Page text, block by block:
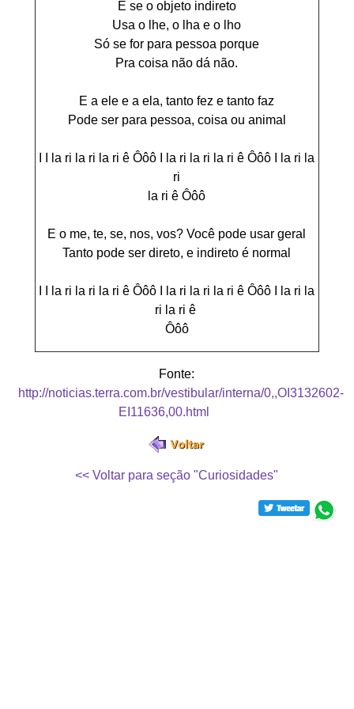
E se o objeto indireto
Usa o lhe, o lha e o lho
Só se for para pessoa porque
Pra coisa não dá não.
E a ele e a ela, tanto fez e tanto faz
Pode ser para pessoa, coisa ou animal
I I la ri la ri la ri ê Ôôô I la ri la ri la ri ê Ôôô I la ri la
ri
la ri ê Ôôô
E o me, te, se, nos, vos? Você pode usar geral
Tanto pode ser direto, e indireto é normal
I I la ri la ri la ri ê Ôôô I la ri la ri la ri ê Ôôô I la ri la
ri la ri ê
Ôôô
Fonte:
http://noticias.terra.com.br/vestibular/interna/0,,OI3132602-
EI11636,00.html
<< Voltar para seção "Curiosidades"